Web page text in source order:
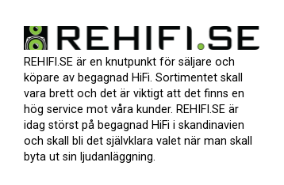
REHIFI.SE är en knutpunkt för säljare och
köpare av begagnad HiFi. Sortimentet skall
vara brett och det är viktigt att det finns en
hög service mot våra kunder. REHIFI.SE är
idag störst på begagnad HiFi i skandinavien
och skall bli det självklara valet när man skall
byta ut sin ljudanläggning.